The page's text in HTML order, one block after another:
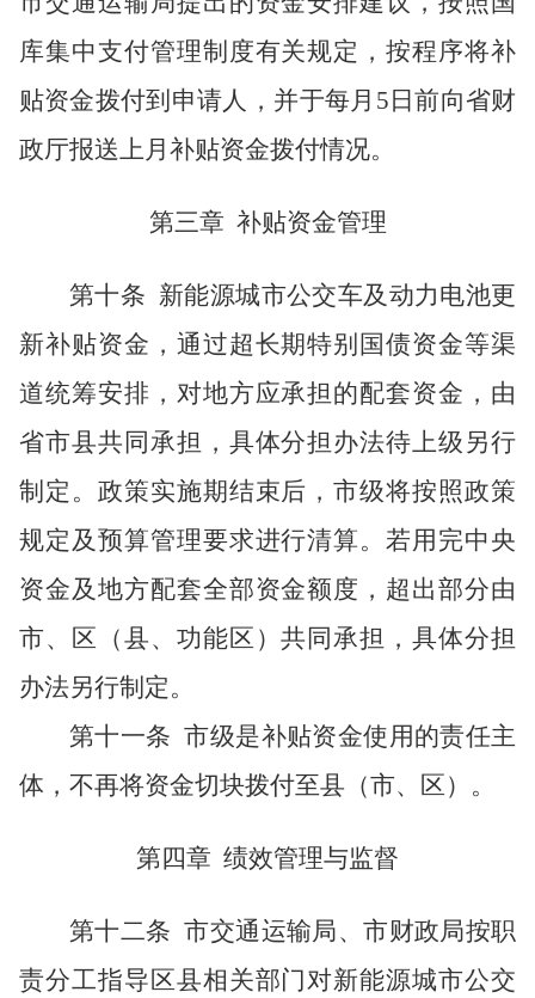
库集中支付管理制度有关规定，按程序将补
贴资金拨付到申请人，并于每月 5日前向省财
政厅报送上月补贴资金拨付情况。
第三章 补贴资金管理
第十条 新能源城市公交车及动力电池更
新补贴资金，通过超长期特别国债资金等渠
道统筹安排，对地方应承担的配套资金，由
省市县共同承担，具体分担办法待上级另行
制定。政策实施期结束后，市级将按照政策
规定及预算管理要求进行清算。若用完中央
资金及地方配套全部资金额度，超出部分由
市、区（县、功能区）共同承担，具体分担
办法另行制定。
第十一条 市级是补贴资金使用的责任主
体，不再将资金切块拨付至县（市、区）。
第四章 绩效管理与监督
第十二条 市交通运输局、市财政局按职
责分工指导区县相关部门对新能源城市公交